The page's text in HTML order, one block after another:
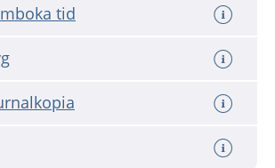
tid